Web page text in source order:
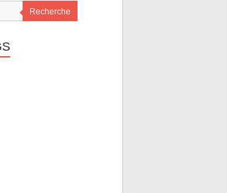
Recherche